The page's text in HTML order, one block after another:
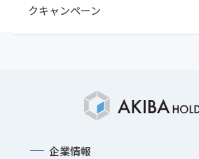
クキャンペーン
企業情報